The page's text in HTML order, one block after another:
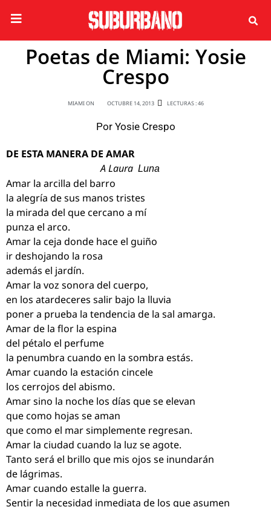
Poetas de Miami: Yosie
Crespo
MIAMI ON OCTUBRE 14, 2013 LECTURAS : 46
Por Yosie Crespo
DE ESTA MANERA DE AMAR
A Laura Luna
Amar la arcilla del barro
la alegría de sus manos tristes
la mirada del que cercano a mí
punza el arco.
Amar la ceja donde hace el guiño
ir deshojando la rosa
además el jardín.
Amar la voz sonora del cuerpo,
en los atardeceres salir bajo la lluvia
poner a prueba la tendencia de la sal amarga.
Amar de la flor la espina
del pétalo el perfume
la penumbra cuando en la sombra estás.
Amar cuando la estación cincele
los cerrojos del abismo.
Amar sino la noche los días que se elevan
que como hojas se aman
que como el mar simplemente regresan.
Amar la ciudad cuando la luz se agote.
Tanto será el brillo que mis ojos se inundarán
de lágrimas.
Amar cuando estalle la guerra.
Sentir la necesidad inmediata de los que asumen